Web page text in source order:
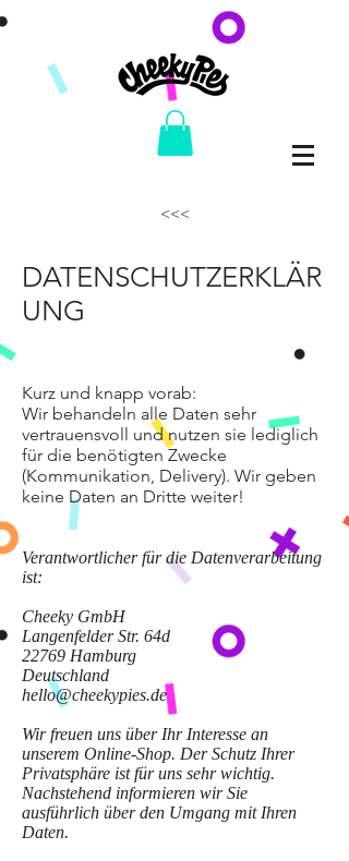
<<<
DATENSCHUTZERKLÄR
UNG​
Kurz und knapp vorab:
Wir behandeln alle Daten sehr
vertrauensvoll und nutzen sie lediglich
für die benötigten Zwecke
(Kommunikation, Delivery). Wir geben
keine Daten an Dritte weiter!
Verantwortlicher für die Datenverarbeitung
ist:
Cheeky GmbH
Langenfelder Str. 64d
22769 Hamburg
Deutschland
hello@cheekypies.de
Wir freuen uns über Ihr Interesse an
unserem Online-Shop. Der Schutz Ihrer
Privatsphäre ist für uns sehr wichtig.
Nachstehend informieren wir Sie
ausführlich über den Umgang mit Ihren
Daten.